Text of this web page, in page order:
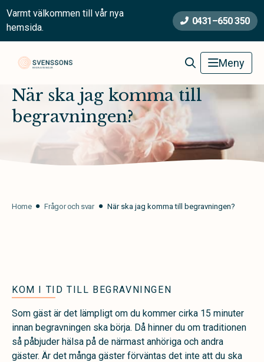
Varmt välkommen till vår nya
hemsida.
0431–650 350
Meny
När ska jag komma till
begravningen?
Home Frågor och svar När ska jag komma till begravningen?
KOM I TID TILL BEGRAVNINGEN
Som gäst är det lämpligt om du kommer cirka 15 minuter
innan begravningen ska börja. Då hinner du om traditionen
så påbjuder hälsa på de närmast anhöriga och andra
gäster. Är det många gäster förväntas det inte att du ska